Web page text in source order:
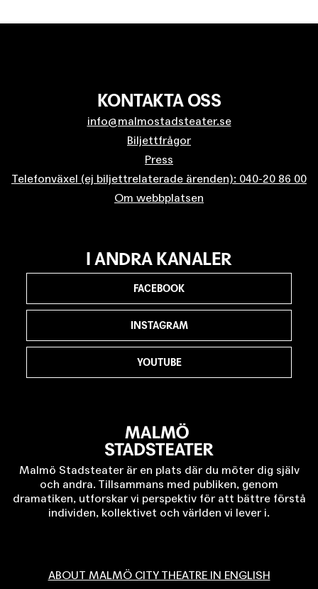
KONTAKTA OSS
info@malmostadsteater.se
Biljettfrågor
Press
Telefonväxel (ej biljettrelaterade ärenden): 040-20 86 00
Om webbplatsen
Malmö Stadsteater är en plats där du möter dig själv
och andra. Tillsammans med publiken, genom
dramatiken, utforskar vi perspektiv för att bättre förstå
individen, kollektivet och världen vi lever i.
ABOUT MALMÖ CITY THEATRE IN ENGLISH
I ANDRA KANALER
FACEBOOK
INSTAGRAM
YOUTUBE